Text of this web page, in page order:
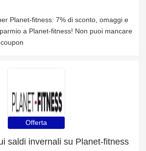
Planet-fitness: 7% di sconto, omaggi e
a Planet-fitness! Non puoi mancare
Offerta
saldi invernali su Planet-fitness